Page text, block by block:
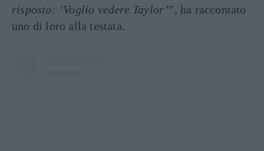
risposto: ‘Voglio vedere Taylor’”, ha raccontato
uno di loro alla testata.